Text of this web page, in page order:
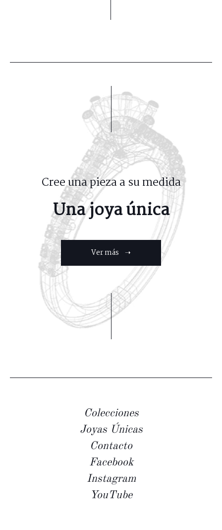
Cree una pieza a su medida
Una joya única
Ver más ➝
Colecciones
Joyas Únicas
Contacto
Facebook
Instagram
YouTube